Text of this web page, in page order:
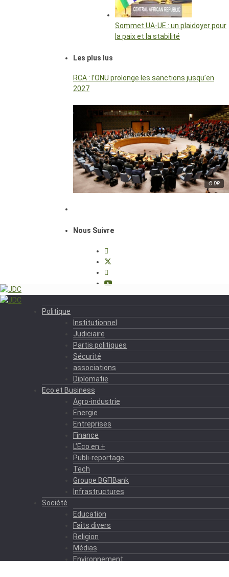
Sommet UA-UE : un plaidoyer pour
la paix et la stabilité
Les plus lus
RCA : l’ONU prolonge les sanctions jusqu’en
2027
© DR
Nous Suivre
Politique
Institutionnel
Judiciaire
Partis politiques
Sécurité
associations
Diplomatie
Eco et Business
Agro-industrie
Energie
Entreprises
Finance
L’Eco en +
Publi-reportage
Tech
Groupe BGFIBank
Infrastructures
Société
Education
Faits divers
Religion
Médias
Environnement